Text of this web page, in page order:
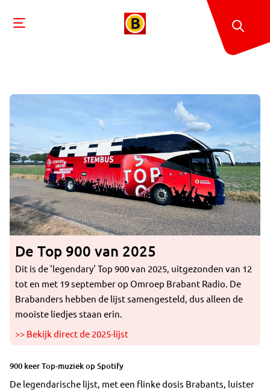
De Top 900 van 2025
Dit is de 'legendary' Top 900 van 2025, uitgezonden van 12
tot en met 19 september op Omroep Brabant Radio. De
Brabanders hebben de lijst samengesteld, dus alleen de
mooiste liedjes staan erin.
>> Bekijk direct de 2025-lijst
900 keer Top-muziek op Spotify
De legendarische lijst, met een flinke dosis Brabants, luister